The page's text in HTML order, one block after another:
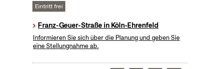
Eintritt frei
Franz-Geuer-Straße in Köln-Ehrenfeld
Informieren Sie sich über die Planung und geben Sie
eine Stellungnahme ab.